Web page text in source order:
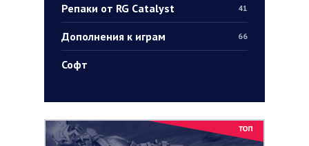
Репаки от RG Catalyst 41
Дополнения к играм 66
Софт